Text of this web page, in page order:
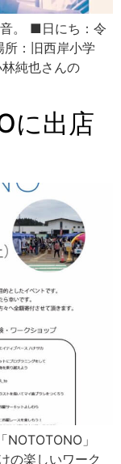
。 ■日にち：令
：旧西岸小学
純也さんの
に出店
」
の楽しいワーク